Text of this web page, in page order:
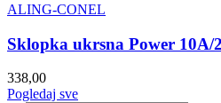
ALING-CONEL
Sklopka ukrsna Power 10A/
338,00
Pogledaj sve